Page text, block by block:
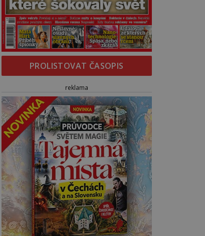
PROLISTOVAT ČASOPIS
reklama